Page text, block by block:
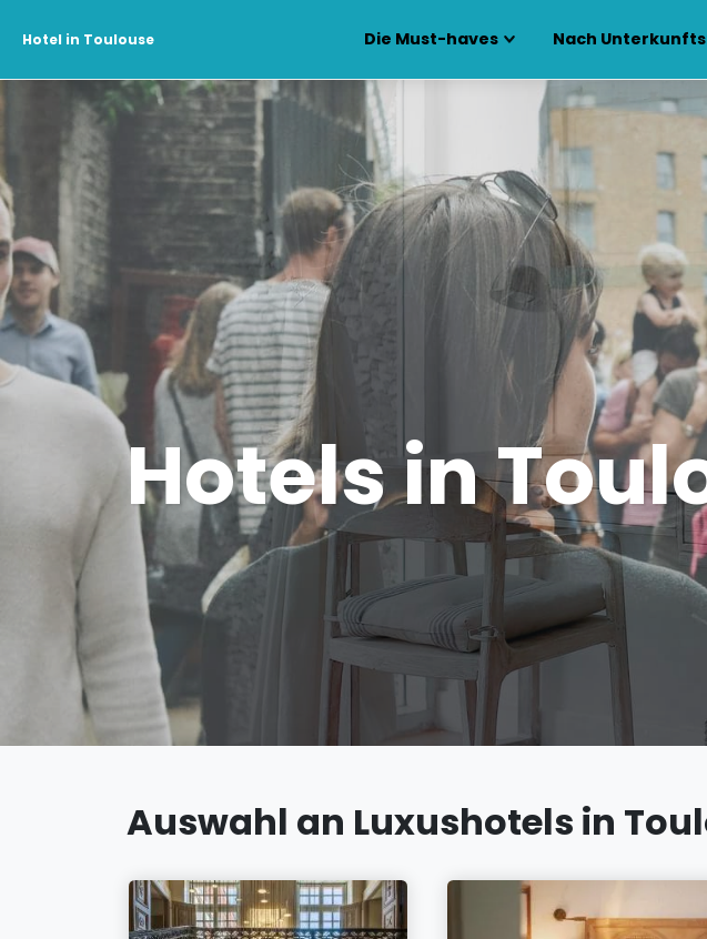
Hotel in Toulouse Die Must-haves Nach
Hotels in
Auswahl an Luxushotels in